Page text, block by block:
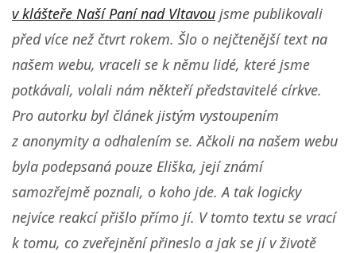
v klášteře Naší Paní nad Vltavou jsme publikovali
před více než čtvrt rokem. Šlo o nejčtenější text na
našem webu, vraceli se k němu lidé, které jsme
potkávali, volali nám někteří představitelé církve.
Pro autorku byl článek jistým vystoupením
z anonymity a odhalením se. Ačkoli na našem webu
byla podepsaná pouze Eliška, její známí
samozřejmě poznali, o koho jde. A tak logicky
nejvíce reakcí přišlo přímo jí. V tomto textu se vrací
k tomu, co zveřejnění přineslo a jak se jí v životě